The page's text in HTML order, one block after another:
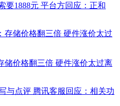
要1888元 平台方回应：正和
储价格翻三倍 硬件涨价太过离